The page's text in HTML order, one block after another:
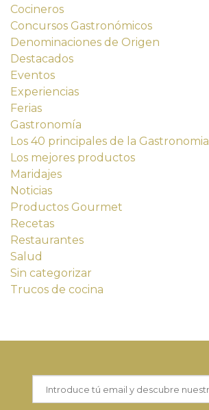
Cocineros
Concursos Gastronómicos
Denominaciones de Origen
Destacados
Eventos
Experiencias
Ferias
Gastronomía
Los 40 principales de la Gastronomia
Los mejores productos
Maridajes
Noticias
Productos Gourmet
Recetas
Restaurantes
Salud
Sin categorizar
Trucos de cocina